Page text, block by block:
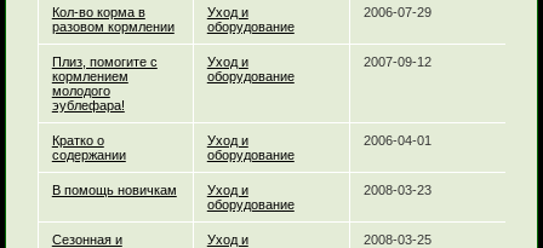
Кол-во корма в
разовом кормлении
Уход и
оборудование
2006-07-29
Плиз, помогите с
кормлением
молодого
эублефара!
Уход и
оборудование
2007-09-12
Кратко о
содержании
Уход и
оборудование
2006-04-01
В помощь новичкам
Уход и
оборудование
2008-03-23
Сезонная и
Уход и
2008-03-25